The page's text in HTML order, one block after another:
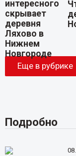
Еще в рубрике
Подробно